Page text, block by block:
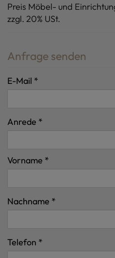
Preis Möbel- und
zzgl. 20% USt.
Anfrage senden
E-Mail
Anrede
Vorname
Nachname
Telefon